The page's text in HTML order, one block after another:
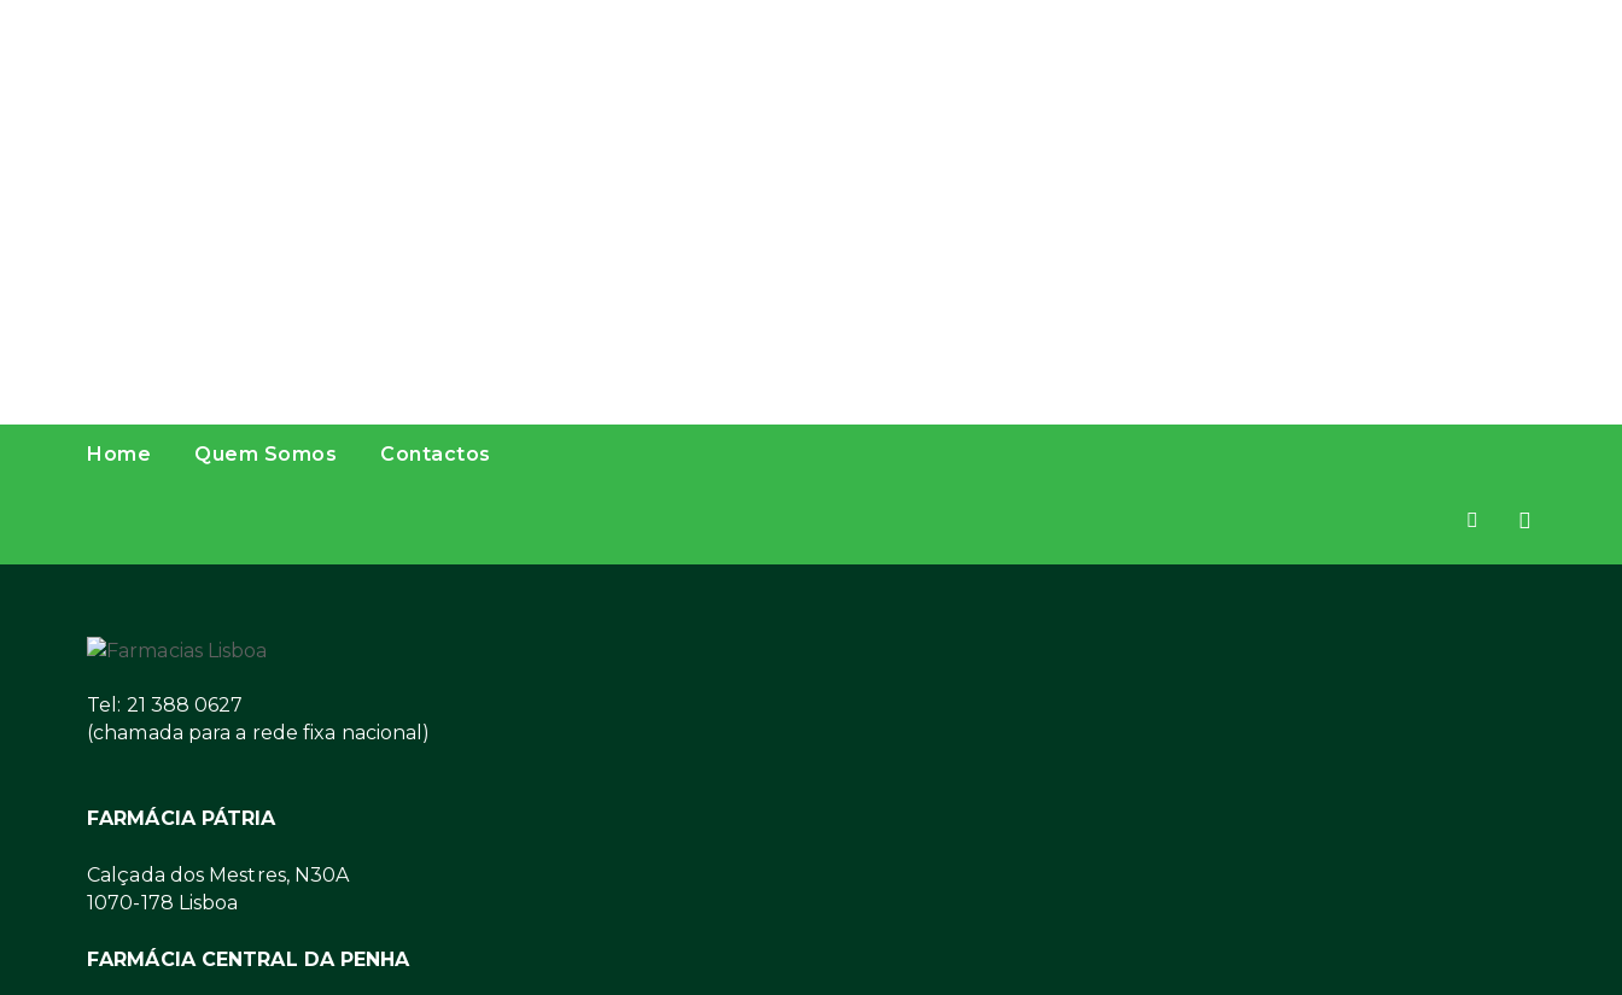
Home Quem Somos Contactos
Tel: 21 388 0627
(chamada para a rede fixa nacional)
FARMÁCIA PÁTRIA
Calçada dos Mestres, N30A
1070-178 Lisboa
FARMÁCIA CENTRAL DA PENHA